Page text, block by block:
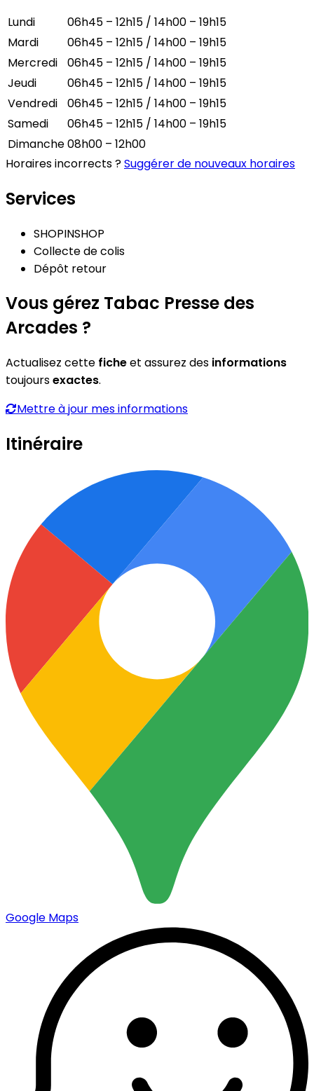
Lundi
06h45 – 12h15 / 14h00 – 19h15
Mardi
06h45 – 12h15 / 14h00 – 19h15
Mercredi
06h45 – 12h15 / 14h00 – 19h15
Jeudi
06h45 – 12h15 / 14h00 – 19h15
Vendredi
06h45 – 12h15 / 14h00 – 19h15
Samedi
06h45 – 12h15 / 14h00 – 19h15
Dimanche08h00 – 12h00
Horaires incorrects ?Suggérer de nouveaux horaires
Services
SHOPINSHOP
Collecte de colis
Dépôt retour
Vous gérez Tabac Presse des
Arcades ?
Actualisez cette ficheet assurez des informations
toujoursexactes.
Mettre à jour mes informations
Itinéraire
Google Maps